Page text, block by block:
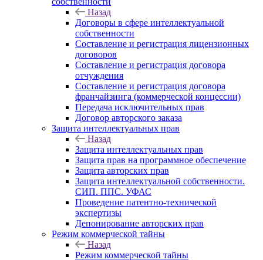
Назад
Договоры в сфере интеллектуальной
собственности
Составление и регистрация лицензионных
договоров
Составление и регистрация договора
отчуждения
Составление и регистрация договора
франчайзинга (коммерческой концессии)
Передача исключительных прав
Договор авторского заказа
Защита интеллектуальных прав
Назад
Защита интеллектуальных прав
Защита прав на программное обеспечение
Защита авторских прав
Защита интеллектуальной собственности.
СИП. ППС. УФАС
Проведение патентно-технической
экспертизы
Депонирование авторских прав
Режим коммерческой тайны
Назад
Режим коммерческой тайны